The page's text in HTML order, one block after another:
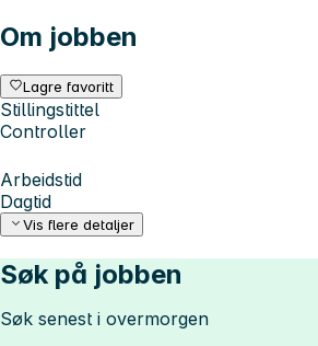
Om jobben
Lagre favoritt
Stillingstittel
Controller
Arbeidstid
Dagtid
Vis flere detaljer
Søk på jobben
Søk senest i overmorgen